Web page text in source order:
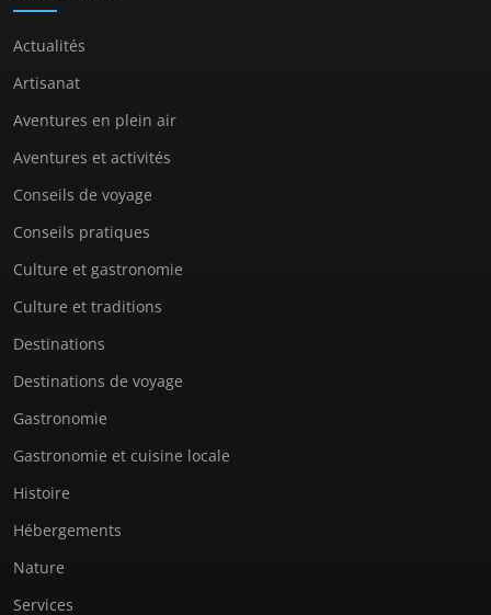
Actualités
Artisanat
Aventures en plein air
Aventures et activités
Conseils de voyage
Conseils pratiques
Culture et gastronomie
Culture et traditions
Destinations
Destinations de voyage
Gastronomie
Gastronomie et cuisine locale
Histoire
Hébergements
Nature
Services